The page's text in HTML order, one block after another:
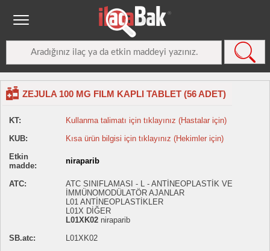
ZEJULA 100 MG FILM KAPLI TABLET (56 ADET)
KT:
Kullanma talimatı için tıklayınız (Hastalar için)
KUB:
Kısa ürün bilgisi için tıklayınız (Hekimler için)
Etkin
madde:
niraparib
ATC:
ATC SINIFLAMASI - L - ANTİNEOPLASTİK VE
İMMÜNOMODÜLATÖR AJANLAR
L01 ANTİNEOPLASTİKLER
L01X DİĞER
L01XK02 niraparib
SB.atc:
L01XK02